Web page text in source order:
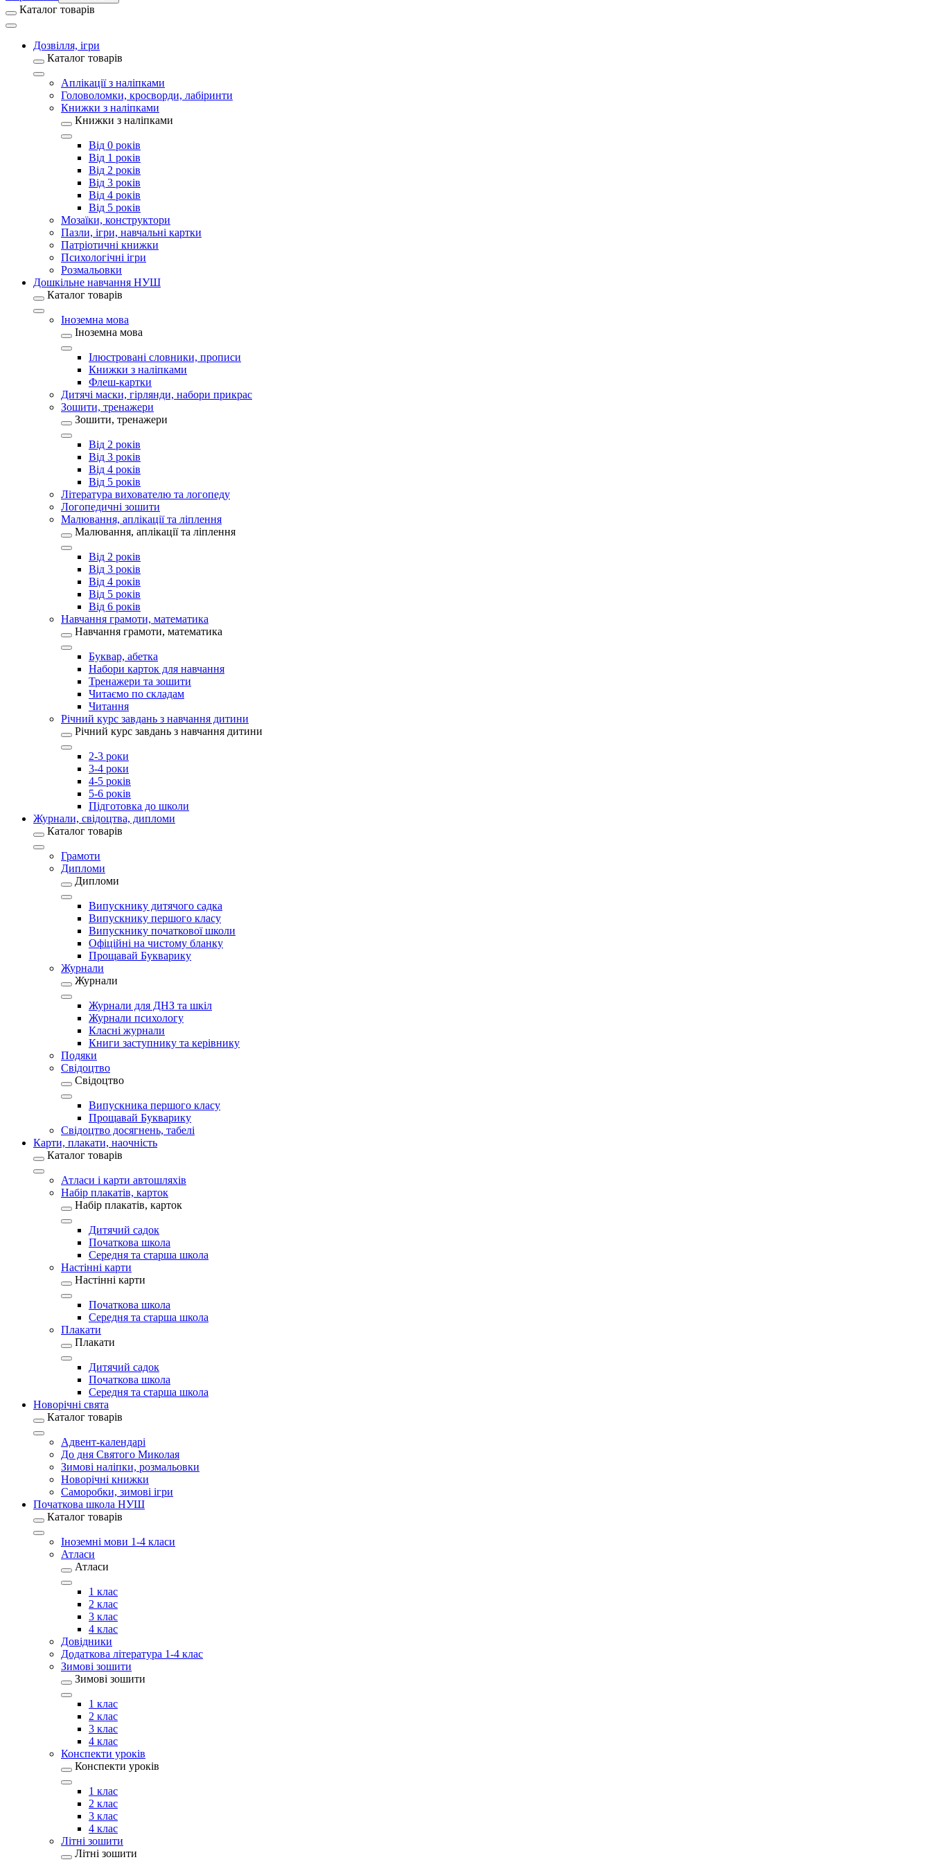
Каталог товарів
Дозвілля, ігри
Каталог товарів
Аплікації з наліпками
Головоломки, кросворди, лабіринти
Книжки з наліпками
Книжки з наліпками
Від 0 років
Від 1 років
Від 2 років
Від 3 років
Від 4 років
Від 5 років
Мозаїки, конструктори
Пазли, ігри, навчальні картки
Патріотичні книжки
Психологічні ігри
Розмальовки
Дошкільне навчання НУШ
Каталог товарів
Іноземна мова
Іноземна мова
Ілюстровані словники, прописи
Книжки з наліпками
Флеш-картки
Дитячі маски, гірлянди, набори прикрас
Зошити, тренажери
Зошити, тренажери
Від 2 років
Від 3 років
Від 4 років
Від 5 років
Література вихователю та логопеду
Логопедичні зошити
Малювання, аплікації та ліплення
Малювання, аплікації та ліплення
Від 2 років
Від 3 років
Від 4 років
Від 5 років
Від 6 років
Навчання грамоти, математика
Навчання грамоти, математика
Буквар, абетка
Набори карток для навчання
Тренажери та зошити
Читаємо по складам
Читання
Річний курс завдань з навчання дитини
Річний курс завдань з навчання дитини
2-3 роки
3-4 роки
4-5 років
5-6 років
Підготовка до школи
Журнали, свідоцтва, дипломи
Каталог товарів
Грамоти
Дипломи
Дипломи
Випускнику дитячого садка
Випускнику першого класу
Випускнику початкової школи
Офіційні на чистому бланку
Прощавай Букварику
Журнали
Журнали
Журнали для ДНЗ та шкіл
Журнали психологу
Класні журнали
Книги заступнику та керівнику
Подяки
Свідоцтво
Свідоцтво
Випускника першого класу
Прощавай Букварику
Свідоцтво досягнень, табелі
Карти, плакати, наочність
Каталог товарів
Атласи і карти автошляхів
Набір плакатів, карток
Набір плакатів, карток
Дитячий садок
Початкова школа
Середня та старша школа
Настінні карти
Настінні карти
Початкова школа
Середня та старша школа
Плакати
Плакати
Дитячий садок
Початкова школа
Середня та старша школа
Новорічні свята
Каталог товарів
Адвент-календарі
До дня Святого Миколая
Зимові наліпки, розмальовки
Новорічні книжки
Саморобки, зимові ігри
Початкова школа НУШ
Каталог товарів
Іноземні мови 1-4 класи
Атласи
Атласи
1 клас
2 клас
3 клас
4 клас
Довідники
Додаткова література 1-4 клас
Зимові зошити
Зимові зошити
1 клас
2 клас
3 клас
4 клас
Конспекти уроків
Конспекти уроків
1 клас
2 клас
3 клас
4 клас
Літні зошити
Літні зошити